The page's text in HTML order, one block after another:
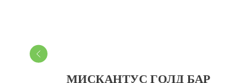
МИСКАНТУС ГОЛД БАР